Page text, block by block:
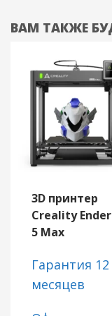
ВАМ ТАКЖЕ
3D принтер
Creality Ender
5 Max
Гарантия 12
месяцев